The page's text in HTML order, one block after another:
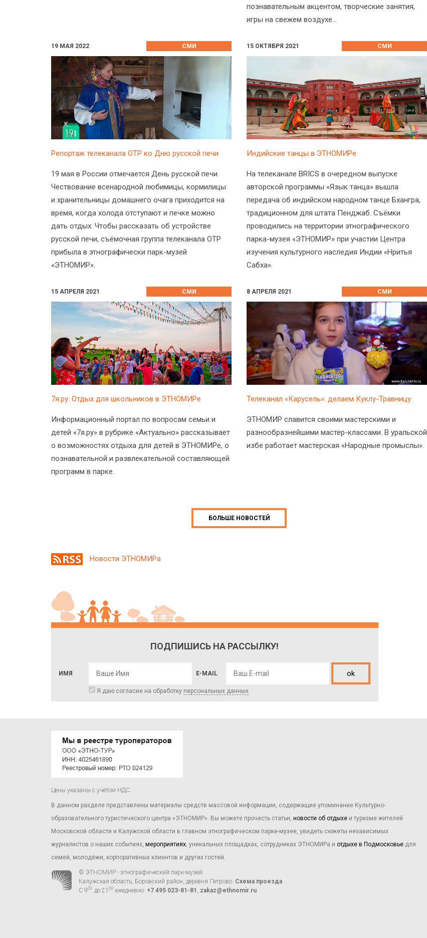
познавательным акцентом, творческие занятия,
игры на свежем воздухе…
19 МАЯ 2022 СМИ
Репортаж телеканала ОТР ко Дню русской печи
19 мая в России отмечается День русской печи.
Чествование всенародной любимицы, кормилицы
и хранительницы домашнего очага приходится на
время, когда холода отступают и печке можно
дать отдых. Чтобы рассказать об устройстве
русской печи, съёмочная группа телеканала ОТР
прибыла в этнографически парк-музей
«ЭТНОМИР».
15 ОКТЯБРЯ 2021 СМИ
Индийские танцы в ЭТНОМИРе
На телеканале BRICS в очередном выпуске
авторской программы «Язык танца» вышла
передача об индийском народном танце Бхангра,
традиционном для штата Пенджаб. Съёмки
проводились на территории этнографического
парка-музея «ЭТНОМИР» при участии Центра
изучения культурного наследия Индии «Нритья
Сабха».
15 АПРЕЛЯ 2021 СМИ
7я.ру: Отдых для школьников в ЭТНОМИРе
Информационный портал по вопросам семьи и
детей «7я.ру» в рубрике «Актуально» рассказывает
о возможностях отдыха для детей в ЭТНОМИРе, о
познавательной и развлекательной составляющей
программ в парке.
8 АПРЕЛЯ 2021 СМИ
Телеканал «Карусель»: делаем Куклу-Травницу
ЭТНОМИР славится своими мастерскими и
разнообразнейшими мастер-классами. В уральской
избе работает мастерская «Народные промыслы».
БОЛЬШЕ НОВОСТЕЙ
Новости ЭТНОМИРа
ПОДПИШИСЬ НА РАССЫЛКУ!
ИМЯ E-MAIL ok
Я даю согласие на обработку персональных данных
Цены указаны с учётом НДС.
В данном разделе представлены материалы средств массовой информации, содержащие упоминание Культурно-
образовательного туристического центра «ЭТНОМИР». Вы можете прочесть статьи, новости об отдыхе и туризме жителей
Московской области и Калужской области в главном этнографическом парке-музее, увидеть сюжеты независимых
журналистов о наших событиях, мероприятиях, уникальных площадках, сотрудниках ЭТНОМИРа и отдыхе в Подмосковье для
семей, молодёжи, корпоративных клиентов и других гостей.
© ЭТНОМИР - этнографический парк-музей
Калужская область, Боровский район, деревня Петрово. Схема проезда
С 900 до 21 00 ежедневно: +7 495 023-81-81 , zakaz@ethnomir.ru